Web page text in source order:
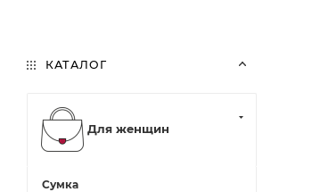
КАТАЛОГ
Для женщин
Сумка